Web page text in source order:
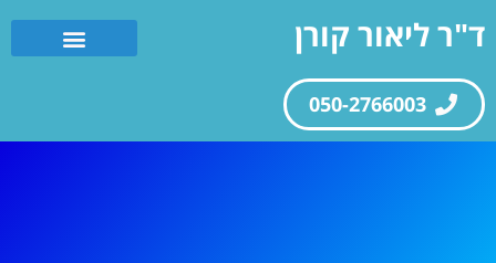
ד"ר ליאור קורן
050-2766003